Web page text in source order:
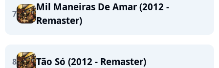
7
Mil Maneiras De Amar (2012 -
Remaster)
8 Tão Só (2012 - Remaster)